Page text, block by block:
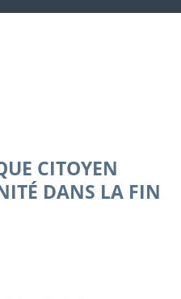
CITOYEN
DANS LA FIN